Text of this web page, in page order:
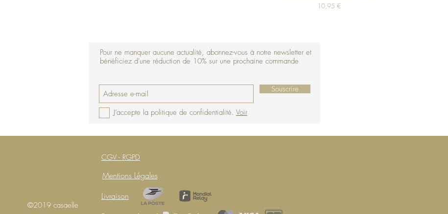
Prix
10,95 €
Pour ne manquer aucune actualité, abonnez-vous à notre newsletter et
bénéficiez d'une réduction de 10% sur une prochaine commande
Souscrire
J’accepte la politique de confidentialité. Voir
CGV - RGPD
©2019 casaelle
Mentions Légales
Livraison